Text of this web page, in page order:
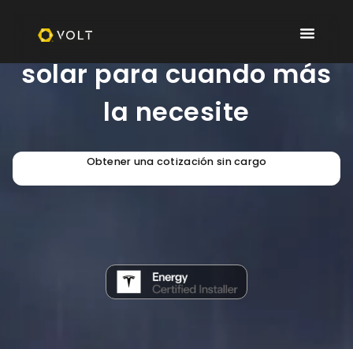
Almacene su energía
solar para cuando más
la necesite
Obtener una cotización sin cargo